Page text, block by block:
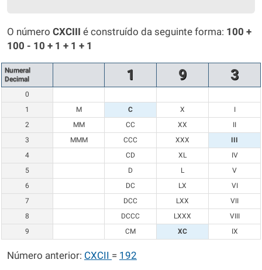
O número CXCIII é construído da seguinte forma: 100 +
100 - 10 + 1 + 1 + 1
Numeral
Decimal
1 9 3
0
1
M C X
I
2
MM CC XX
II
3
MMM CCC XXX
III
4
CD XL
IV
5
D L
V
6
DC LX
VI
7
DCC LXX
VII
8
DCCC LXXX
VIII
9
CM XC IX
Número anterior: CXCII = 192